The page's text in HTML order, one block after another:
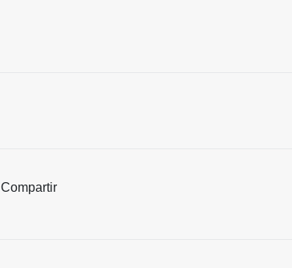
Compartir